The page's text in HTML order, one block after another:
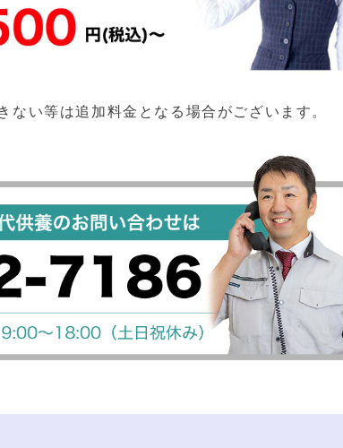
い等は追加料金となる場合がございます。